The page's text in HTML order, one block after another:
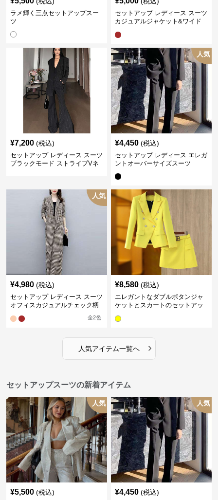
ラメ輝く三点セットアップスー
ツ
セットアップ レディース スーツ
カジュアルジャケット&ワイド
¥7,200 (税込)
セットアップ レディース スーツ
ブラックモード ストライプVネ
人気
¥4,450 (税込)
セットアップ レディース エレガ
ントオーバーサイズスーツ
人気
¥4,980 (税込)
セットアップ レディース スーツ
オフィスカジュアルチェック柄
全2色
¥8,580 (税込)
エレガントなダブルボタンジャ
ケットとスカートのセットアッ
人気アイテム一覧へ ›
セットアップスーツの新着アイテム
人気
¥5,500 (税込)
人気
¥4,450 (税込)